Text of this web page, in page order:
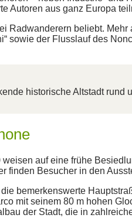
Autoren aus ganz Europa
Radwanderern beliebt.
sowie der Flusslauf des
historische Altstadt rund
auf eine frühe
finden Besucher in den
die bemerkenswerte
mit seinem 80 m hohen
der Stadt, die in